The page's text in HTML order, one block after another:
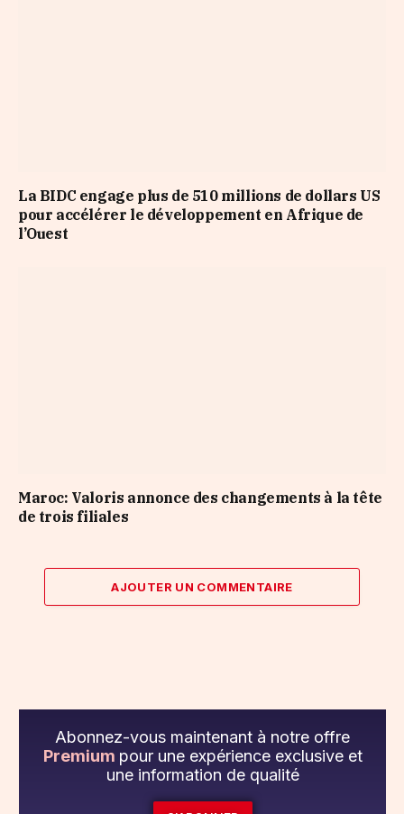
La BIDC engage plus de 510 millions de dollars US
pour accélérer le développement en Afrique de
l’Ouest
Maroc: Valoris annonce des changements à la tête
de trois filiales
AJOUTER UN COMMENTAIRE
Abonnez-vous maintenant à notre offre
Premium pour une expérience exclusive et
une information de qualité